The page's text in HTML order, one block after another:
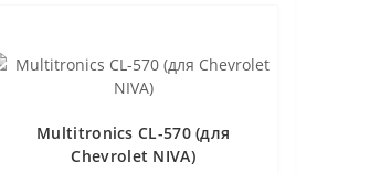
Multitronics CL-570 (для
Chevrolet NIVA)